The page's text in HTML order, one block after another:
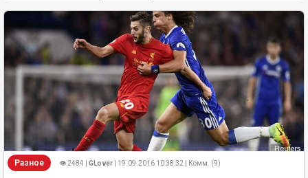
Разное 👁 2484 | GLover | 19.09.2016 10:38:32 | Комм. (9)